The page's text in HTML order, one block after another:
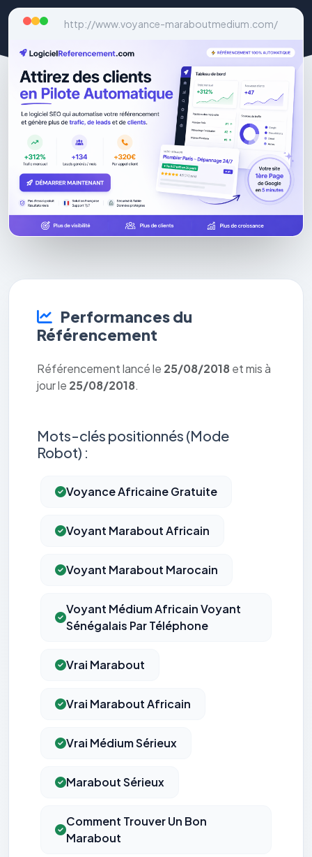
http://www.voyance-maraboutmedium.com/
Performances du
Référencement
Référencement lancé le 25/08/2018 et mis à
jour le 25/08/2018.
Mots-clés positionnés (Mode
Robot) :
Voyance Africaine Gratuite
Voyant Marabout Africain
Voyant Marabout Marocain
Voyant Médium Africain Voyant
Sénégalais Par Téléphone
Vrai Marabout
Vrai Marabout Africain
Vrai Médium Sérieux
Marabout Sérieux
Comment Trouver Un Bon
Marabout